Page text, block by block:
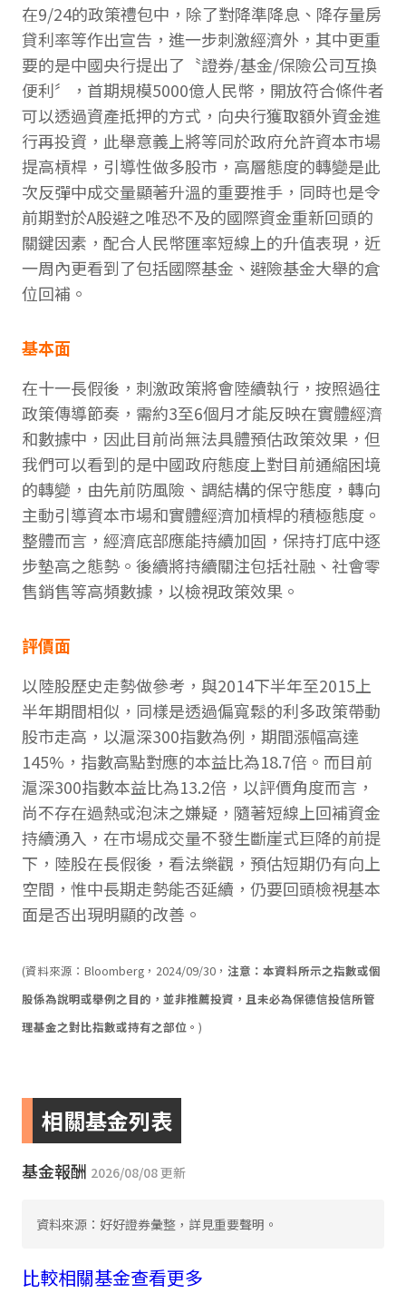
在9/24的政策禮包中，除了對降準降息、降存量房
貸利率等作出宣告，進一步刺激經濟外，其中更重
要的是中國央行提出了〝證券/基金/保險公司互換
便利〞，首期規模5000億人民幣，開放符合條件者
可以透過資產抵押的方式，向央行獲取額外資金進
行再投資，此舉意義上將等同於政府允許資本市場
提高槓桿，引導性做多股市，高層態度的轉變是此
次反彈中成交量顯著升溫的重要推手，同時也是令
前期對於A股避之唯恐不及的國際資金重新回頭的
關鍵因素，配合人民幣匯率短線上的升值表現，近
一周內更看到了包括國際基金、避險基金大舉的倉
位回補。
基本面
在十一長假後，刺激政策將會陸續執行，按照過往
政策傳導節奏，需約3至6個月才能反映在實體經濟
和數據中，因此目前尚無法具體預估政策效果，但
我們可以看到的是中國政府態度上對目前通縮困境
的轉變，由先前防風險、調結構的保守態度，轉向
主動引導資本市場和實體經濟加槓桿的積極態度。
整體而言，經濟底部應能持續加固，保持打底中逐
步墊高之態勢。後續將持續關注包括社融、社會零
售銷售等高頻數據，以檢視政策效果。
評價面
以陸股歷史走勢做參考，與2014下半年至2015上
半年期間相似，同樣是透過偏寬鬆的利多政策帶動
股市走高，以滬深300指數為例，期間漲幅高達
145%，指數高點對應的本益比為18.7倍。而目前
滬深300指數本益比為13.2倍，以評價角度而言，
尚不存在過熱或泡沫之嫌疑，隨著短線上回補資金
持續湧入，在市場成交量不發生斷崖式巨降的前提
下，陸股在長假後，看法樂觀，預估短期仍有向上
空間，惟中長期走勢能否延續，仍要回頭檢視基本
面是否出現明顯的改善。
(資料來源：Bloomberg，2024/09/30， 注意：本資料所示之指數或個
股係為說明或舉例之目的，並非推薦投資，且未必為保德信投信所管
理基金之對比指數或持有之部位。 )
相關基金列表
基金報酬 2026/08/08 更新
資料來源：好好證券彙整，詳見重要聲明。
比較相關基金查看更多